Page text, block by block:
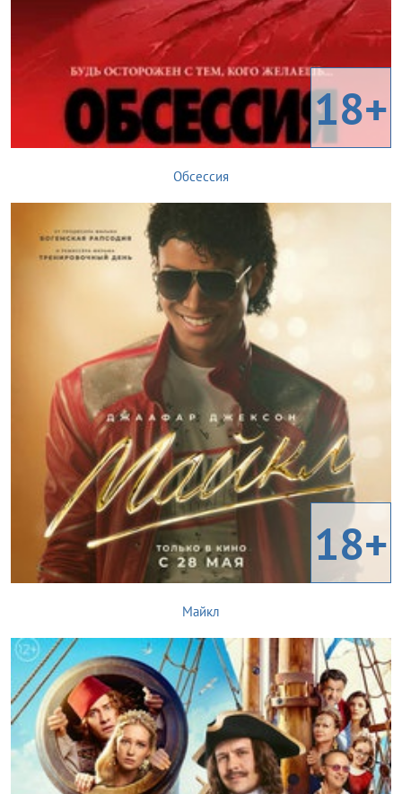
18+
Обсессия
18+
Майкл